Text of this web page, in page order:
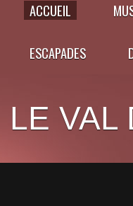
ACCUEIL
ESCAPADES
LE VAL